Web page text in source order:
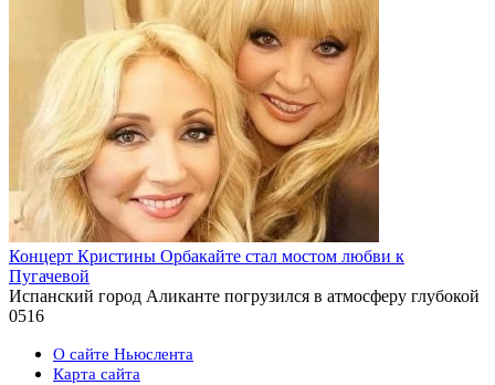
Концерт Кристины Орбакайте стал мостом любви к
Пугачевой
Испанский город Аликанте погрузился в атмосферу глубокой
0516
О сайте Ньюслента
Карта сайта